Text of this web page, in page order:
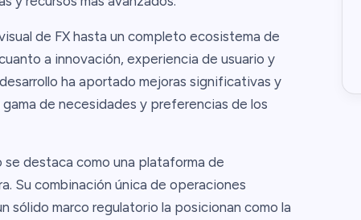
de FX hasta un completo ecosistema de
a innovación, experiencia de usuario y
ha aportado mejoras significativas y
de necesidades y preferencias de los
destaca como una plataforma de
Su combinación única de operaciones
sólido marco regulatorio la posicionan como la